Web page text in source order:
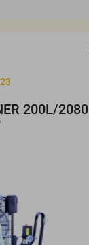
200L/2080